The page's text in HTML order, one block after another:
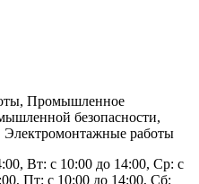
Промышленное
безопасности,
Электромонтажные работы
Вт: с 10:00 до 14:00, Ср: с
Пт: с 10:00 до 14:00, Сб: